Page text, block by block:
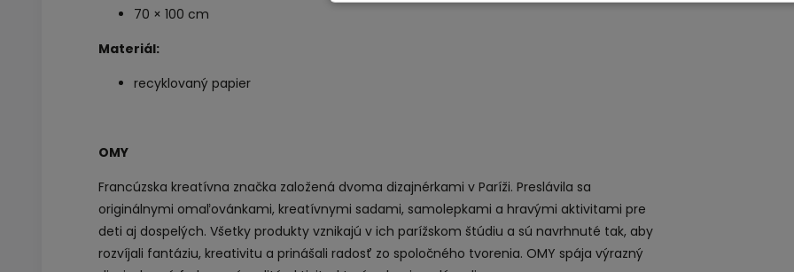
70 × 100 cm
Materiál:
recyklovaný papier
OMY
Francúzska kreatívna značka založená dvoma dizajnérkami v Paríži. Preslávila sa
originálnymi omaľovánkami, kreatívnymi sadami, samolepkami a hravými aktivitami pre
deti aj dospelých. Všetky produkty vznikajú v ich parížskom štúdiu a sú navrhnuté tak, aby
rozvíjali fantáziu, kreativitu a prinášali radosť zo spoločného tvorenia. OMY spája výrazný